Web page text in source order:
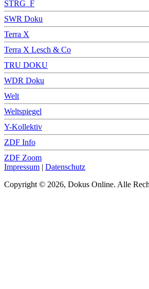
STRG_F
SWR Doku
Terra X
Terra X Lesch & Co
TRU DOKU
WDR Doku
Welt
Weltspiegel
Y-Kollektiv
ZDF Info
ZDF Zoom
Impressum | Datenschutz
Copyright © 2026, Dokus Online. Alle